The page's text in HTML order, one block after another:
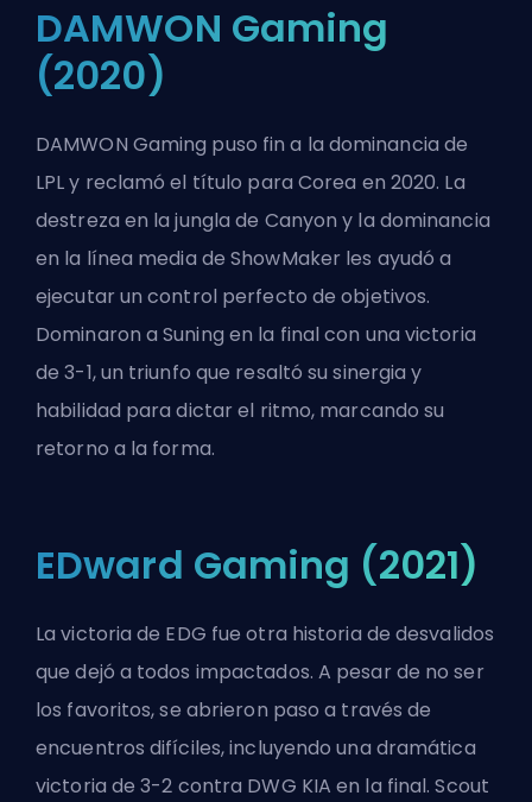
DAMWON Gaming
(2020)
DAMWON Gaming puso fin a la dominancia de
LPL y reclamó el título para Corea en 2020. La
destreza en la jungla de Canyon y la dominancia
en la línea media de ShowMaker les ayudó a
ejecutar un control perfecto de objetivos.
Dominaron a Suning en la final con una victoria
de 3-1, un triunfo que resaltó su sinergia y
habilidad para dictar el ritmo, marcando su
retorno a la forma.
EDward Gaming (2021)
La victoria de EDG fue otra historia de desvalidos
que dejó a todos impactados. A pesar de no ser
los favoritos, se abrieron paso a través de
encuentros difíciles, incluyendo una dramática
victoria de 3-2 contra DWG KIA en la final. Scout